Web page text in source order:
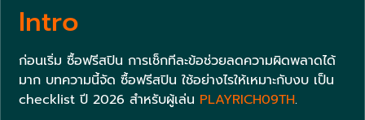
Intro
ก่อนเริ่ม ซื้อฟรีสปิน การเช็กทีละข้อช่วยลดความผิดพลาดได้
มาก บทความนี้จัด ซื้อฟรีสปิน ใช้อย่างไรให้เหมาะกับงบ เป็น
checklist ปี 2026 สำหรับผู้เล่น PLAYRICH09TH.